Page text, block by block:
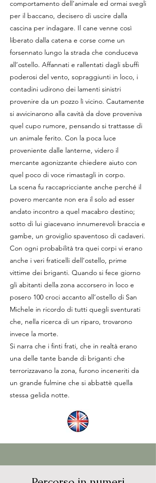
comportamento dell’animale ed ormai svegli
per il baccano, decisero di uscire dalla
cascina per indagare. Il cane venne così
liberato dalla catena e corse come un
forsennato lungo la strada che conduceva
all’ostello. Affannati e rallentati dagli sbuffi
poderosi del vento, sopraggiunti in loco, i
contadini udirono dei lamenti sinistri
provenire da un pozzo lì vicino. Cautamente
si avvicinarono alla cavità da dove proveniva
quel cupo rumore, pensando si trattasse di
un animale ferito. Con la poca luce
proveniente dalle lanterne, videro il
mercante agonizzante chiedere aiuto con
quel poco di voce rimastagli in corpo.
La scena fu raccapricciante anche perché il
povero mercante non era il solo ad esser
andato incontro a quel macabro destino;
sotto di lui giacevano innumerevoli braccia e
gambe, un groviglio spaventoso di cadaveri.
Con ogni probabilità tra quei corpi vi erano
anche i veri fraticelli dell’ostello, prime
vittime dei briganti. Quando si fece giorno
gli abitanti della zona accorsero in loco e
posero 100 croci accanto all’ostello di San
Michele in ricordo di tutti quegli sventurati
che, nella ricerca di un riparo, trovarono
invece la morte.
Si narra che i finti frati, che in realtà erano
una delle tante bande di briganti che
terrorizzavano la zona, furono inceneriti da
un grande fulmine che si abbattè quella
stessa gelida notte.